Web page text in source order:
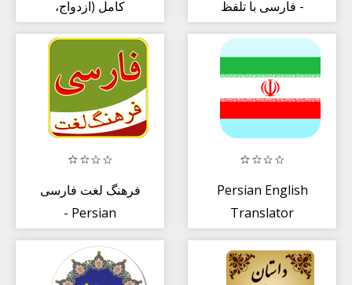
کامل (ازدواج،
فارسی با تلفظ -
فرهنگ لغت فارسی
- Persian
Persian English
Translator